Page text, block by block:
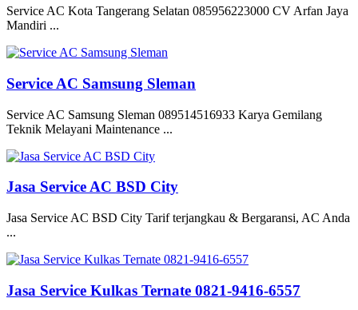
Service AC Kota Tangerang Selatan 085956223000 CV Arfan Jaya
Mandiri ...
Service AC Samsung Sleman
Service AC Samsung Sleman 089514516933 Karya Gemilang
Teknik Melayani Maintenance ...
Jasa Service AC BSD City
Jasa Service AC BSD City Tarif terjangkau & Bergaransi, AC Anda
...
Jasa Service Kulkas Ternate 0821-9416-6557